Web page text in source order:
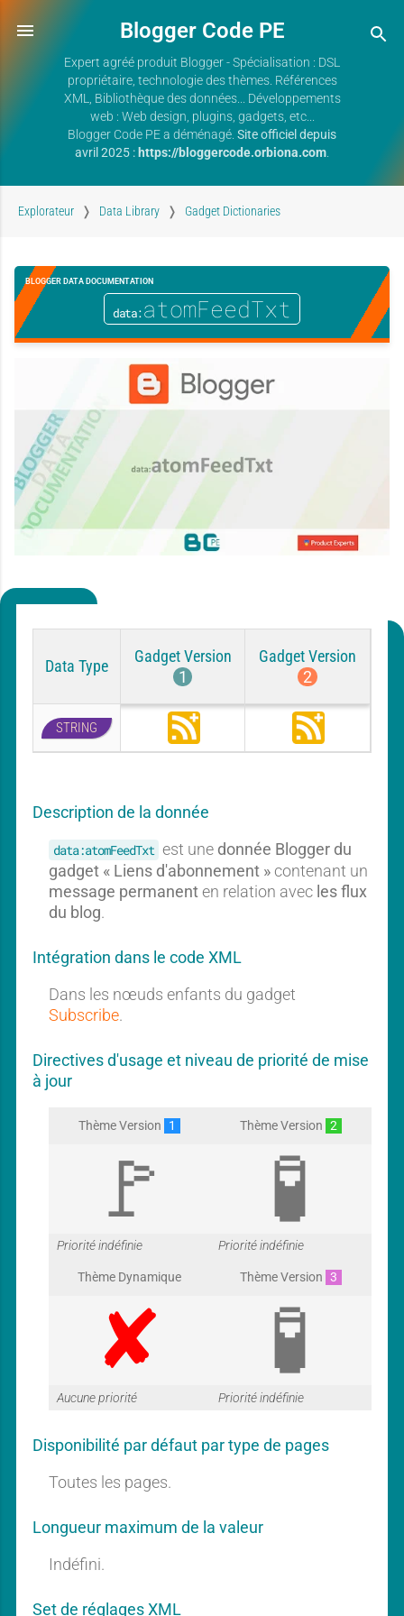
Blogger Code PE
Expert agréé produit Blogger - Spécialisation : DSL
propriétaire, technologie des thèmes. Références
XML, Bibliothèque des données... Développements
web : Web design, plugins, gadgets, etc...
Blogger Code PE a déménagé. Site officiel depuis
avril 2025 : https://bloggercode.orbiona.com.
Explorateur Data Library Gadget Dictionaries
data:atomFeedTxt
BLOGGER DATA DOCUMENTATION
Data Type
Gadget Version
1
Gadget Version
2
STRING
u
c
r
b
e
u
b
e
Description de la donnée
data:atomFeedTxt est une donnée Blogger du
gadget « Liens d'abonnement » contenant un
message permanenten relation avec les flux
du blog.
Intégration dans le code XML
Dans les nœuds enfants du gadget
Subscribe.
Directives d'usage et niveau de priorité de mise
à jour
Thème Version 1
G
a
r
a
Priorité indéfinie
Thème Version 2
G
a
r
Priorité indéfinie
Thème Dynamique
G
a
r
Aucune priorité
Thème Version 3
G
Priorité indéfinie
Disponibilité par défaut par type de pages
Toutes les pages.
Longueur maximum de la valeur
Indéfini.
Set de réglages XML